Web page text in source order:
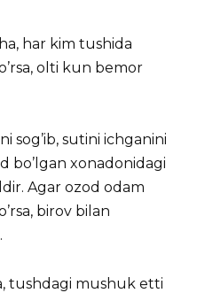
har kim tushida
olti kun bemor
sog’ib, sutini ichganini
bo’lgan xonadonidagi
Agar ozod odam
birov bilan
tushdagi mushuk etti